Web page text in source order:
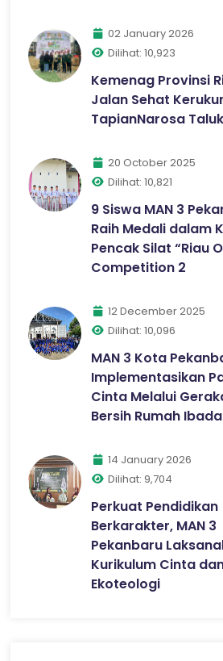
02 January 2026
Dilihat: 10,923
Kemenag Provinsi
Jalan Sehat
TapianNarosa
20 October 2025
Dilihat: 10,821
9 Siswa MAN 3
Raih Medali dalam
Pencak Silat “Riau
Competition 2
12 December 2025
Dilihat: 10,096
MAN 3 Kota
Implementasikan
Cinta Melalui
Bersih Rumah
14 January 2026
Dilihat: 9,704
Perkuat Pendidikan
Berkarakter, MAN 3
Pekanbaru
Kurikulum Cinta
Ekoteologi